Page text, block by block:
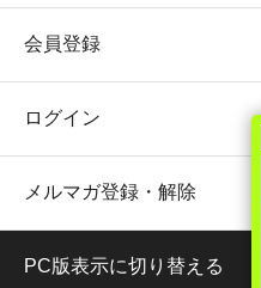
会員登録
ログイン
メルマガ登録・解除
PC版表示に切り替える